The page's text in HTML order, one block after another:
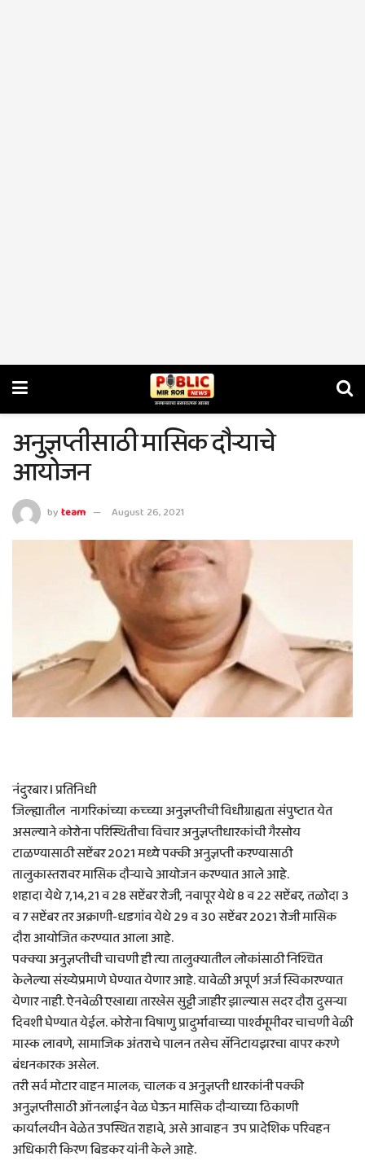
अनुज्ञप्तीसाठी मासिक दौऱ्याचे
आयोजन
byteam August 26, 2021
नंदुरबार l प्रतिनिधी
जिल्ह्यातील नागरिकांच्या कच्च्या अनुज्ञप्तीची विधीग्राह्यता संपुष्टात येत
असल्याने कोरोना परिस्थितीचा विचार अनुज्ञप्तीधारकांची गैरसोय
टाळण्यासाठी सप्टेंबर 2021 मध्ये पक्की अनुज्ञप्ती करण्यासाठी
तालुकास्तरावर मासिक दौऱ्याचे आयोजन करण्यात आले आहे.
शहादा येथे 7,14,21 व 28 सप्टेंबर रोजी, नवापूर येथे 8 व 22 सप्टेंबर, तळोदा 3
व 7 सप्टेंबर तर अक्राणी-धडगांव येथे 29 व 30 सप्टेंबर 2021 रोजी मासिक
दौरा आयोजित करण्यात आला आहे.
पक्क्या अनुज्ञप्तीची चाचणी ही त्या तालुक्यातील लोकांसाठी निश्चित
केलेल्या संख्येप्रमाणे घेण्यात येणार आहे. यावेळी अपूर्ण अर्ज स्विकारण्यात
येणार नाही. ऐनवेळी एखाद्या तारखेस सुट्टी जाहीर झाल्यास सदर दौरा दुसऱ्या
दिवशी घेण्यात येईल. कोरोना विषाणु प्रादुर्भावाच्या पार्श्वभूमीवर चाचणी वेळी
मास्क लावणे, सामाजिक अंतराचे पालन तसेच सॅनिटायझरचा वापर करणे
बंधनकारक असेल.
तरी सर्व मोटार वाहन मालक, चालक व अनुज्ञप्ती धारकांनी पक्की
अनुज्ञप्तीसाठी ऑनलाईन वेळ घेऊन मासिक दौऱ्याच्या ठिकाणी
कार्यालयीन वेळेत उपस्थित राहावे, असे आवाहन उप प्रादेशिक परिवहन
अधिकारी किरण बिडकर यांनी केले आहे.